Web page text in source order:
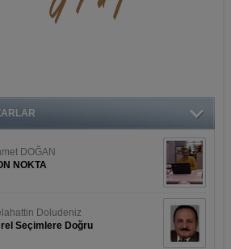
DOĞAN
NOKTA
Doludeniz
Seçimlere Doğru